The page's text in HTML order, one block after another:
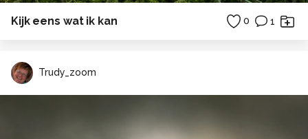
Kijk eens wat ik kan 0 1
Trudy_zoom